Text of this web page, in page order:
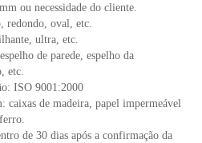
ou necessidade do cliente.
redondo, oval, etc.
ultra, etc.
de parede, espelho da
etc.
ISO 9001:2000
caixas de madeira, papel impermeável
de 30 dias após a confirmação da